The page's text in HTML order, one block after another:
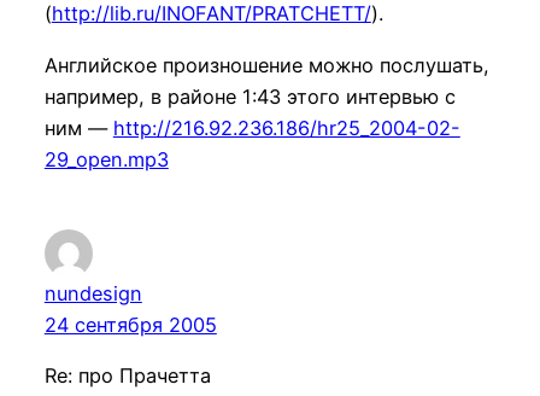
(http://lib.ru/INOFANT/PRATCHETT/).
Английское произношение можно послушать,
например, в районе 1:43 этого интервью с
ним — http://216.92.236.186/hr25_2004-02-
29_open.mp3
nundesign
24 сентября 2005
Re: про Прачетта